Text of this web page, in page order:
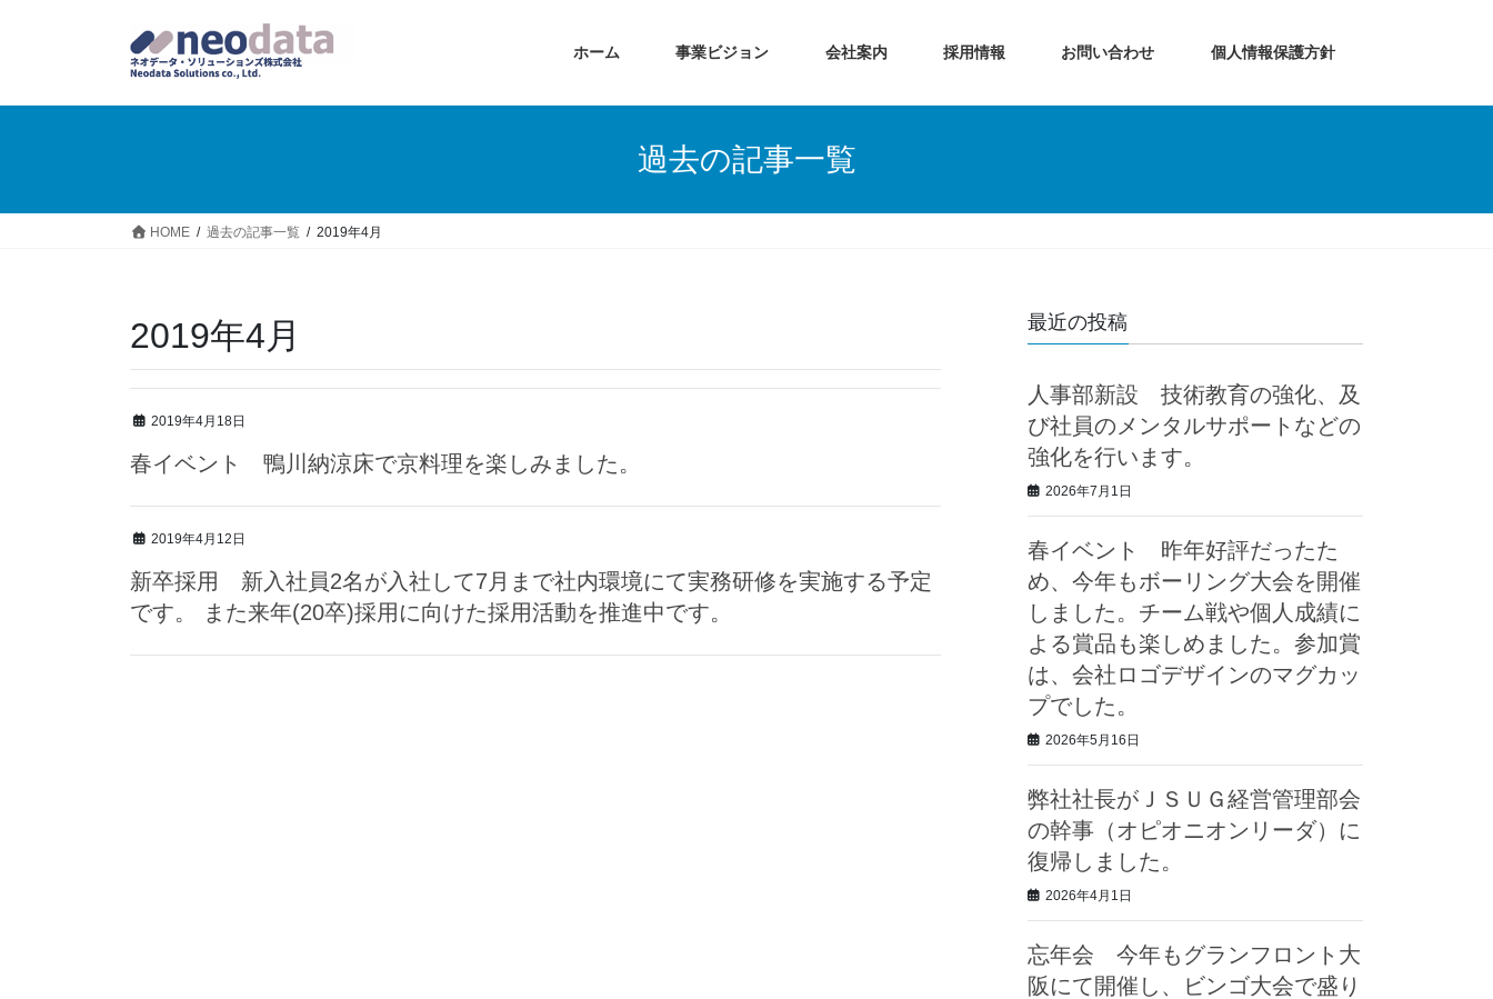
ホーム 事業ビジョン 会社案内 採用情報 お問い合わせ 個人情報保護方針
過去の記事一覧
HOME 過去の記事一覧 2019年4月
2019年4月
2019年4月18日
春イベント 鴨川納涼床で京料理を楽しみました。
2019年4月12日
新卒採用 新入社員2名が入社して7月まで社内環境にて実務研修を実施する予定
です。 また来年(20卒)採用に向けた採用活動を推進中です。
最近の投稿
人事部新設 技術教育の強化、及
び社員のメンタルサポートなどの
強化を行います。
2026年7月1日
春イベント 昨年好評だったた
め、今年もボーリング大会を開催
しました。チーム戦や個人成績に
よる賞品も楽しめました。参加賞
は、会社ロゴデザインのマグカッ
プでした。
2026年5月16日
弊社社長がＪＳＵＧ経営管理部会
の幹事（オピオニオンリーダ）に
復帰しました。
2026年4月1日
忘年会 今年もグランフロント大
阪にて開催し、ビンゴ大会で盛り